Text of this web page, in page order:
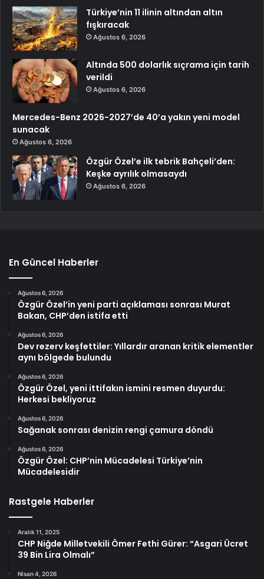
Türkiye’nin 11 ilinin altından altın
fışkıracak
Ağustos 6, 2026
Altında 500 dolarlık sıçrama için tarih
verildi
Ağustos 6, 2026
Mercedes-Benz 2026-2027’de 40’a yakın yeni model
sunacak
Ağustos 6, 2026
Özgür Özel’e ilk tebrik Bahçeli’den:
Keşke ayrılık olmasaydı
Ağustos 6, 2026
En Güncel Haberler
Ağustos 6, 2026
Özgür Özel’in yeni parti açıklaması sonrası Murat
Bakan, CHP’den istifa etti
Ağustos 6, 2026
Dev rezerv keşfettiler: Yıllardır aranan kritik elementler
aynı bölgede bulundu
Ağustos 6, 2026
Özgür Özel, yeni ittifakın ismini resmen duyurdu:
Herkesi bekliyoruz
Ağustos 6, 2026
Sağanak sonrası denizin rengi çamura döndü
Ağustos 6, 2026
Özgür Özel: CHP’nin Mücadelesi Türkiye’nin
Mücadelesidir
Rastgele Haberler
Aralık 11, 2025
CHP Niğde Milletvekili Ömer Fethi Gürer: “Asgari Ücret
39 Bin Lira Olmalı”
Nisan 4, 2026